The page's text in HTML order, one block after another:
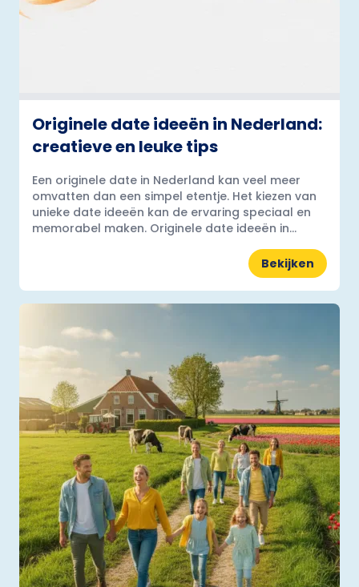
Originele date ideeën in Nederland:
creatieve en leuke tips
Een originele date in Nederland kan veel meer
omvatten dan een simpel etentje. Het kiezen van
unieke date ideeën kan de ervaring speciaal en
memorabel maken. Originele date ideeën in...
Bekijken